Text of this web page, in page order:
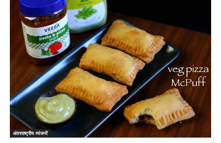
अंतरराष्ट्रीय व्यंजनों